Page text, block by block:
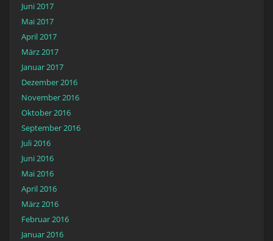
Juni 2017
Mai 2017
April 2017
März 2017
Januar 2017
Dezember 2016
November 2016
Oktober 2016
September 2016
Juli 2016
Juni 2016
Mai 2016
April 2016
März 2016
Februar 2016
Januar 2016